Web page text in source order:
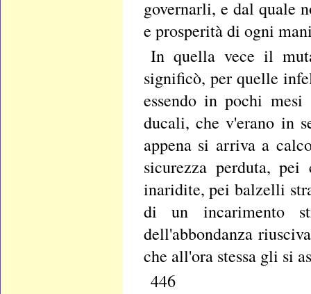
governarli, e dal quale
e prosperità di ogni
In quella vece il
significò, per quelle
essendo in pochi
ducali, che v'erano in
appena si arriva a
sicurezza perduta,
inaridite, pei balzelli
di un incarimento
dell'abbondanza
che all'ora stessa gli si
446